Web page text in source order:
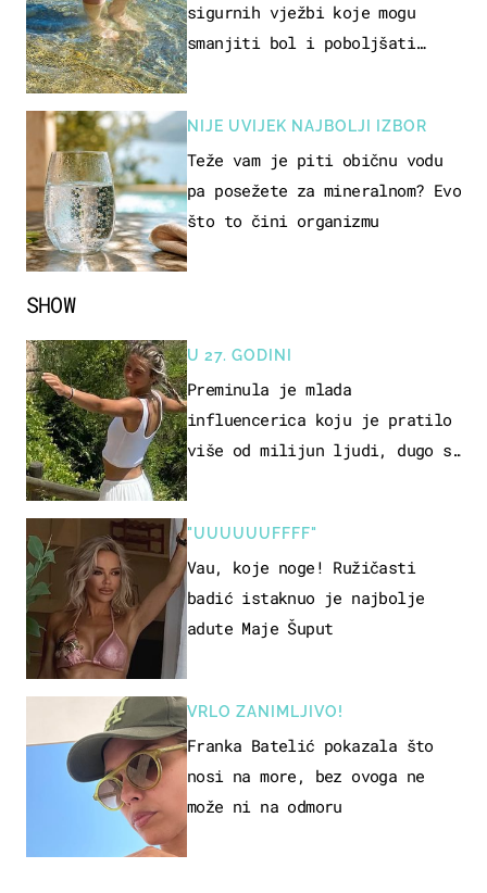
SHOW
U 27. GODINI
Preminula je mlada
influencerica koju je pratilo
više od milijun ljudi, dugo se
"UUUUUUFFFF"
Vau, koje noge! Ružičasti
badić istaknuo je najbolje
adute Maje Šuput
VRLO ZANIMLJIVO!
Franka Batelić pokazala što
nosi na more, bez ovoga ne
može ni na odmoru
sigurnih vježbi koje mogu
smanjiti bol i poboljšati
NIJE UVIJEK NAJBOLJI IZBOR
Teže vam je piti običnu vodu
pa posežete za mineralnom? Evo
što to čini organizmu